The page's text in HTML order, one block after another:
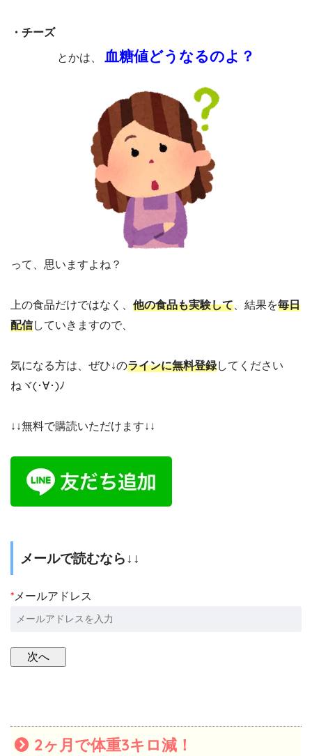
・チーズ
とかは、 血糖値どうなるのよ？
って、思いますよね？
上の食品だけではなく、 他の食品も実験して 、結果を毎日
配信していきますので、
気になる方は、ぜひ↓のラインに無料登録してください
ねヾ(･∀･)ﾉ
↓↓無料で購読いただけます↓↓
メールで読むなら↓↓
* メールアドレス
2ヶ月で体重3キロ減！